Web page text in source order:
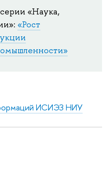
«Наука,
«Рост
ИСИЭЗ НИУ